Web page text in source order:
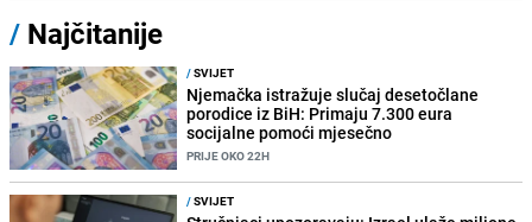
/ Najčitanije
/SVIJET
Njemačka istražuje slučaj desetočlane
porodice iz BiH: Primaju 7.300 eura
socijalne pomoći mjesečno
PRIJE OKO 22H
/SVIJET